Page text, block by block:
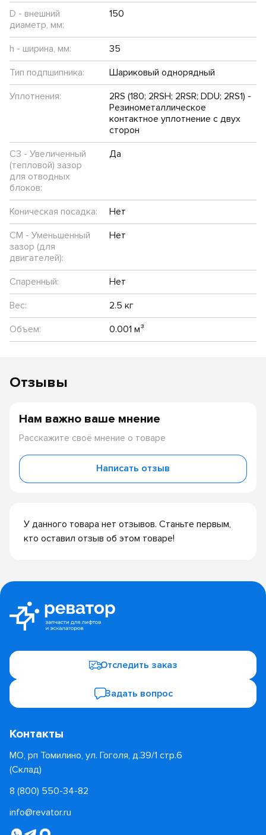
D - внешний
диаметр, мм:
150
h - ширина, мм:
35
Тип подпшипника:
Шариковый однорядный
Уплотнения:
2RS (180; 2RSH; 2RSR; DDU; 2RS1) -
Резинометаллическое
контактное уплотнение с двух
сторон
C3 - Увеличенный
(тепловой) зазор
для отводных
блоков:
Да
Коническая посадка:
Нет
CM - Уменьшенный
зазор (для
двигателей):
Нет
Спаренный:
Нет
Вес:
2.5 кг
Объем:
0.001 м³
Отзывы
У данного товара нет отзывов. Станьте первым,
кто оставил отзыв об этом товаре!
Нам важно ваше мнение
Расскажите своё мнение о товаре
Написать отзыв
Отследить заказ
Задать вопрос
Контакты
МО, рп Томилино, ул. Гоголя, д.39/1 стр.6
(Склад)
8 (800) 550-34-82
info@revator.ru